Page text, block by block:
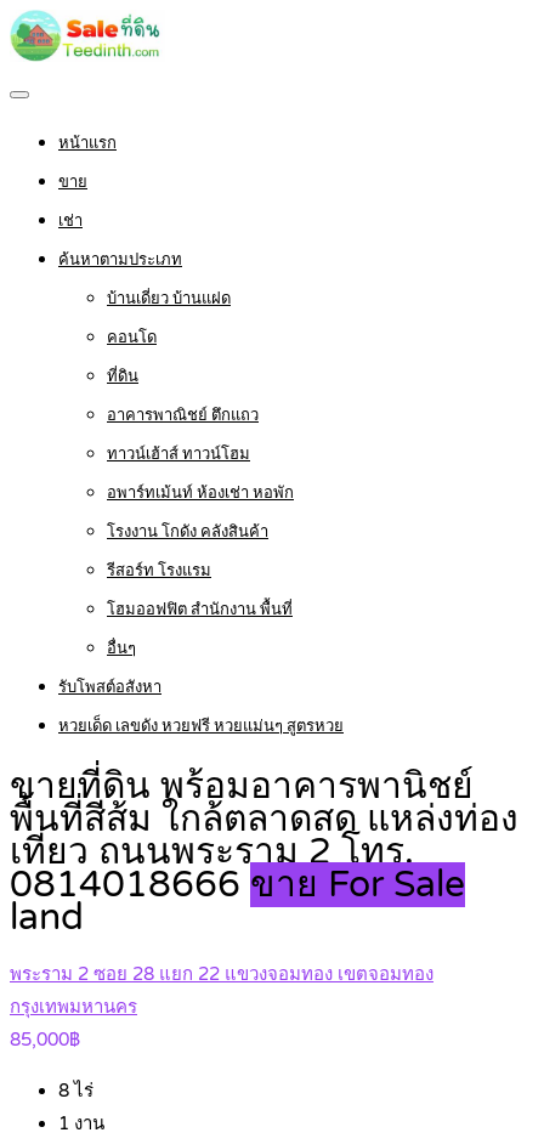
หน้าแรก
ขาย
เช่า
ค้นหาตามประเภท
บ้านเดี่ยว บ้านแฝด
คอนโด
ที่ดิน
อาคารพาณิชย์ ตึกแถว
ทาวน์เฮ้าส์ ทาวน์โฮม
อพาร์ทเม้นท์ ห้องเช่า หอพัก
โรงงาน โกดัง คลังสินค้า
รีสอร์ท โรงแรม
โฮมออฟฟิต สำนักงาน พื้นที่
อื่นๆ
รับโพสต์อสังหา
หวยเด็ด เลขดัง หวยฟรี หวยแม่นๆ สูตรหวย
ขายที่ดิน พร้อมอาคารพานิชย์
พื้นที่สีส้ม ใกล้ตลาดสด แหล่งท่อง
เที่ยว ถนนพระราม 2 โทร.
0814018666 ขาย For Sale
land
พระราม 2 ซอย 28 แยก 22 แขวงจอมทอง เขตจอมทอง
กรุงเทพมหานคร
85,000฿
8ไร่
1 งาน